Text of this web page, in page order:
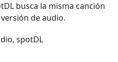
busca la misma canción
de audio.
spotDL